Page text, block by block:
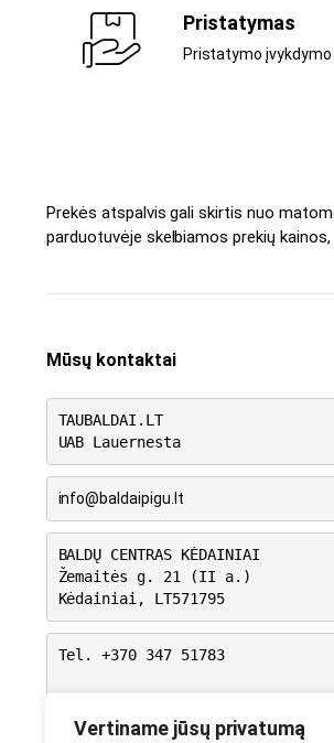
Vertiname jūsų privatumą
Pristatymas
Pristatymo įvykdymo
Prekės atspalvis gali skirtis nuo
parduotuvėje skelbiamos prekių
Mūsų kontaktai
TAUBALDAI.LT
UAB Lauernesta
info@baldaipigu.lt
BALDŲ CENTRAS KĖDAINIAI
Žemaitės g. 21 (II a.)
Kėdainiai, LT571795
Tel. +370 347 51783
VI: 9.00 – 15.00